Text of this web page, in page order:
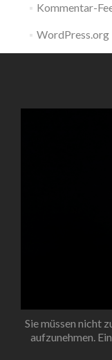
Kommentar-
WordPress.org
Sie müssen nicht
aufzunehmen.